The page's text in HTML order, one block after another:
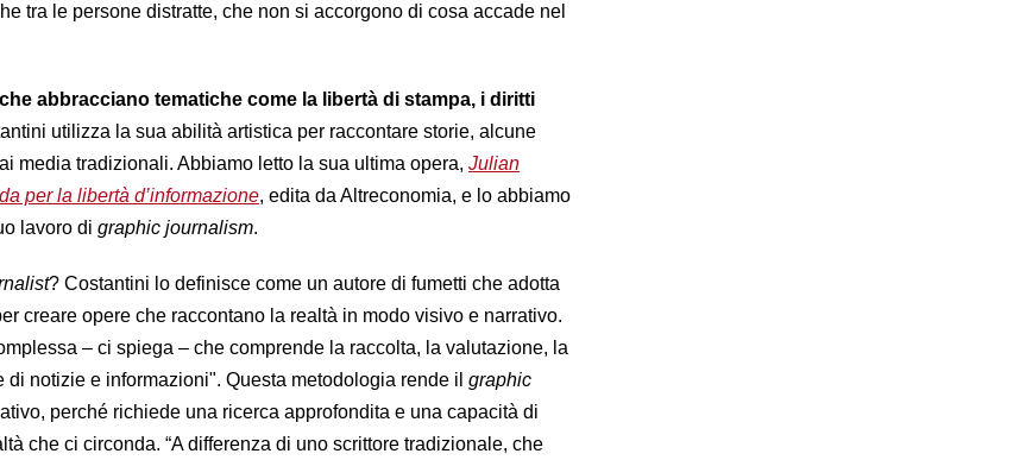
tra le persone distratte, che non si accorgono di cosa accade nel
abbracciano tematiche come la libertà di stampa, i diritti
utilizza la sua abilità artistica per raccontare storie, alcune
media tradizionali. Abbiamo letto la sua ultima opera, Julian
per la libertà d’informazione, edita da Altreconomia, e lo abbiamo
lavoro di graphic journalism.
? Costantini lo definisce come un autore di fumetti che adotta
creare opere che raccontano la realtà in modo visivo e narrativo.
– ci spiega – che comprende la raccolta, la valutazione, la
notizie e informazioni". Questa metodologia rende il graphic
perché richiede una ricerca approfondita e una capacità di
che ci circonda. “A differenza di uno scrittore tradizionale, che